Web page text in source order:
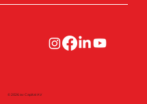
© 2026 av Capital AV